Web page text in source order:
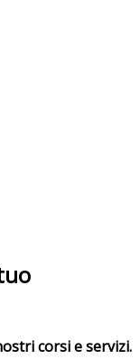
corsi e servizi.